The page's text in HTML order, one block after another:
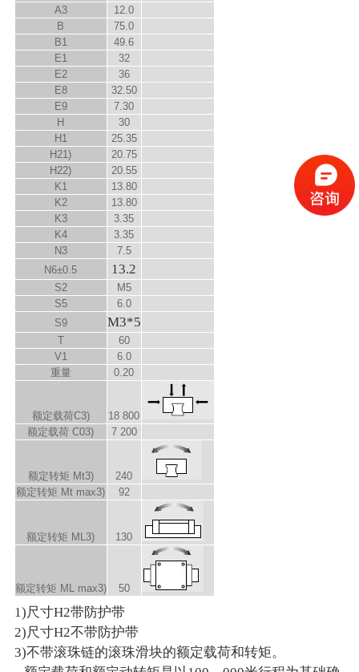
A3
12.0
B
75.0
B1
49.6
E1
32
E2
36
E8
32.50
E9
7.30
H
30
H 1
25.35
H21)
20.75
H22)
20.55
K1
13.80
K2
13.80
K3
3.35
K4
3.35
N3
7.5
N6±0.5 13.2
S2
M5
S5
6.0
S9 M3*5
T
60
V1
6.0
重量
0.20
额定载荷C3)
18 800
额定载荷 C03) 7 200
额定转矩 Mt3)
240
额定转矩 Mt max3) 92
额定转矩 M L3) 130
额定转矩 M L max3) 50
1)尺寸H2带防护带
2)尺寸H2不带防护带
3)不带滚珠链的滚珠滑块的额定载荷和转矩。